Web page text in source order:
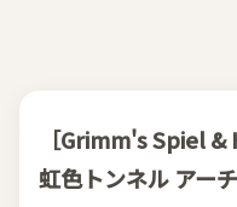
［Grimm's Spiel &
虹色トンネル アー